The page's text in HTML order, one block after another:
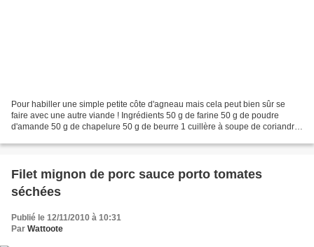
Pour habiller une simple petite côte d'agneau mais cela peut bien sûr se
faire avec une autre viande ! Ingrédients 50 g de farine 50 g de poudre
d'amande 50 g de chapelure 50 g de beurre 1 cuillère à soupe de coriandre,
Filet mignon de porc sauce porto tomates
séchées
Publié le 12/11/2010 à 10:31
Par Wattoote